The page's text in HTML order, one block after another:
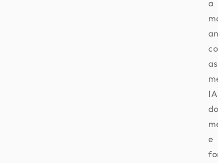
a
as
IA
do
e